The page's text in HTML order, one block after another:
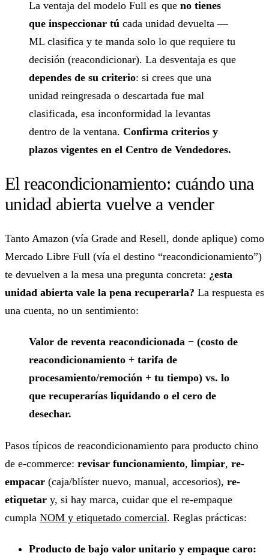
La ventaja del modelo Full es que no tienes
que inspeccionar tú cada unidad devuelta —
ML clasifica y te manda solo lo que requiere tu
decisión (reacondicionar). La desventaja es que
dependes de su criterio: si crees que una
unidad reingresada o descartada fue mal
clasificada, esa inconformidad la levantas
dentro de la ventana. Confirma criterios y
plazos vigentes en el Centro de Vendedores.
El reacondicionamiento: cuándo una
unidad abierta vuelve a vender
Tanto Amazon (vía Grade and Resell, donde aplique) como
Mercado Libre Full (vía el destino “reacondicionamiento”)
te devuelven a la mesa una pregunta concreta: ¿esta
unidad abierta vale la pena recuperarla? La respuesta es
una cuenta, no un sentimiento:
Valor de reventa reacondicionada − (costo de
reacondicionamiento + tarifa de
procesamiento/remoción + tu tiempo) vs. lo
que recuperarías liquidando o el cero de
desechar.
Pasos típicos de reacondicionamiento para producto chino
de e-commerce: revisar funcionamiento, limpiar, re-
empacar (caja/blíster nuevo, manual, accesorios), re-
etiquetar y, si hay marca, cuidar que el re-empaque
cumpla NOM y etiquetado comercial. Reglas prácticas:
Producto de bajo valor unitario y empaque caro: